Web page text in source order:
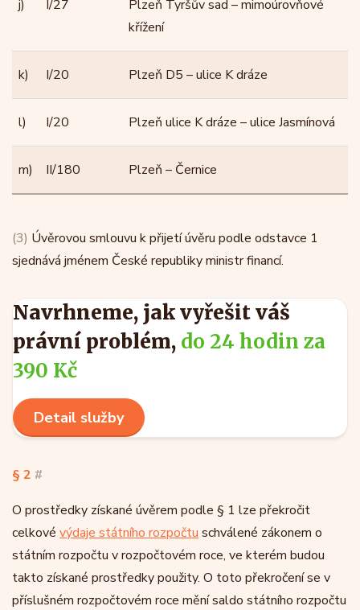
j) I/27
Plzeň Tyršův sad – mimoúrovňové
křížení
k) I/20 Plzeň D5 – ulice K dráze
l) I/20 Plzeň ulice K dráze – ulice Jasmínová
m) II/180 Plzeň – Černice
(3) Úvěrovou smlouvu k přijetí úvěru podle odstavce 1
sjednává jménem České republiky ministr financí.
Navrhneme, jak vyřešit váš
právní problém, do 24 hodin za
390 Kč
Detail služby
§ 2 #
O prostředky získané úvěrem podle § 1 lze překročit
celkové výdaje státního rozpočtu schválené zákonem o
státním rozpočtu v rozpočtovém roce, ve kterém budou
takto získané prostředky použity. O toto překročení se v
příslušném rozpočtovém roce mění saldo státního rozpočtu